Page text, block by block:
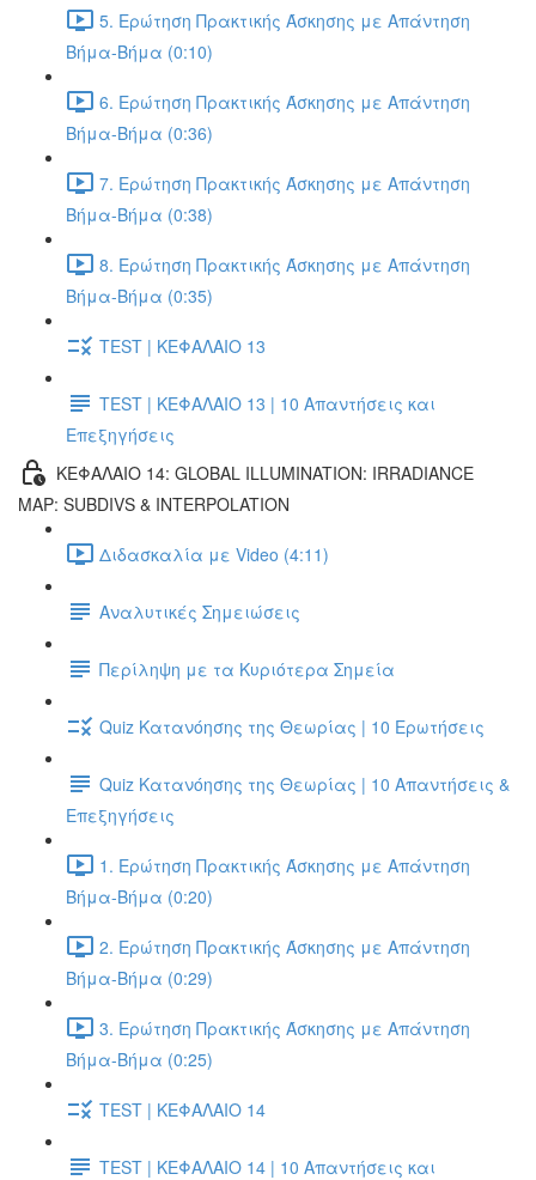
5. Ερώτηση Πρακτικής Άσκησης με Απάντηση
Βήμα-Βήμα (0:10)
6. Ερώτηση Πρακτικής Άσκησης με Απάντηση
Βήμα-Βήμα (0:36)
7. Ερώτηση Πρακτικής Άσκησης με Απάντηση
Βήμα-Βήμα (0:38)
8. Ερώτηση Πρακτικής Άσκησης με Απάντηση
Βήμα-Βήμα (0:35)
TEST | ΚΕΦΑΛΑΙΟ 13
TEST | ΚΕΦΑΛΑΙΟ 13 | 10 Απαντήσεις και
Επεξηγήσεις
ΚΕΦΑΛΑΙΟ 14: GLOBAL ILLUMINATION: IRRADIANCE
MAP: SUBDIVS & INTERPOLATION
Διδασκαλία με Video (4:11)
Αναλυτικές Σημειώσεις
Περίληψη με τα Κυριότερα Σημεία
Quiz Κατανόησης της Θεωρίας | 10 Ερωτήσεις
Quiz Κατανόησης της Θεωρίας | 10 Απαντήσεις &
Επεξηγήσεις
1. Ερώτηση Πρακτικής Άσκησης με Απάντηση
Βήμα-Βήμα (0:20)
2. Ερώτηση Πρακτικής Άσκησης με Απάντηση
Βήμα-Βήμα (0:29)
3. Ερώτηση Πρακτικής Άσκησης με Απάντηση
Βήμα-Βήμα (0:25)
TEST | ΚΕΦΑΛΑΙΟ 14
TEST | ΚΕΦΑΛΑΙΟ 14 | 10 Απαντήσεις και